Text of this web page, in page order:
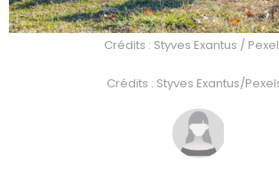
Crédits : Styves Exantus /
Crédits : Styves Exantus/